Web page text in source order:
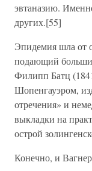
эвтаназию.
других.[55]
Эпидемия шла от
подающий
Филипп Батц
Шопенгауэром,
отречения» и
выкладки на
острой
Конечно, и